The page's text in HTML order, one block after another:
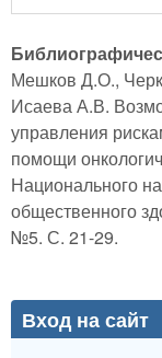
Мешков Д.О.,
Исаева А.В.
управления
помощи
Национального
общественного
№5. С. 21-29.
Вход на сайт